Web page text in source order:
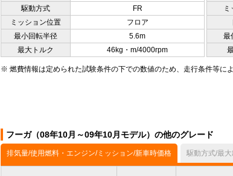
駆動方式
FR
ミッション位置
フロア
最小回転半径
5.6m 最
最大トルク
46kg・m/4000rpm
※ 燃費情報は定められた試験条件の下での数値のため、走行条件等に
フーガ（08年10月～09年10月モデル）の他のグレード
排気量/使用燃料・エンジン/ミッション/新車時価格 駆動方式/最